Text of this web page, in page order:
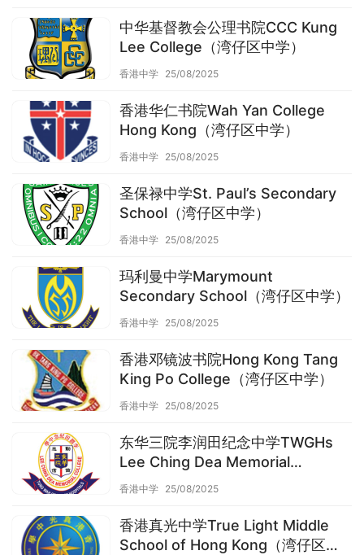
中华基督教会公理书院CCC Kung
Lee College（湾仔区中学）
香港中学 25/08/2025
香港华仁书院Wah Yan College
Hong Kong（湾仔区中学）
香港中学 25/08/2025
圣保禄中学St. Paul’s Secondary
School（湾仔区中学）
香港中学 25/08/2025
玛利曼中学Marymount
Secondary School（湾仔区中学）
香港中学 25/08/2025
香港邓镜波书院Hong Kong Tang
King Po College（湾仔区中学）
香港中学 25/08/2025
东华三院李润田纪念中学TWGHs
Lee Ching Dea Memorial
College（湾仔区中学）
香港中学 25/08/2025
香港真光中学True Light Middle
School of Hong Kong（湾仔区中